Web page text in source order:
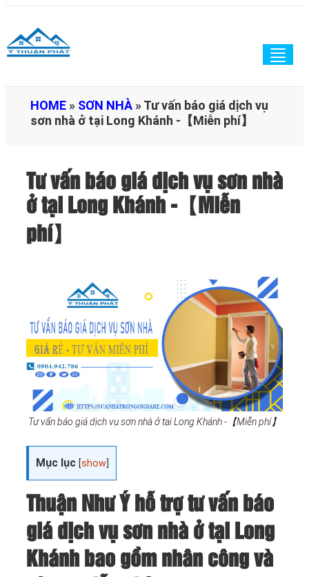
HOME » SƠN NHÀ »Tư vấn báo giá dịch vụ
sơn nhà ở tại Long Khánh -【Miễn phí】
Tư vấn báo giá dịch vụ sơn nhà
ở tại Long Khánh -【Miễn
phí】
Tư vấn báo giá dịch vụ sơn nhà ở tại Long Khánh -【Miễn phí】
Mục lục [show
Thuận Như Ý hỗ trợ tư vấn báo
giá dịch vụ sơn nhà ở tại Long
Khánh bao gồm nhân công và